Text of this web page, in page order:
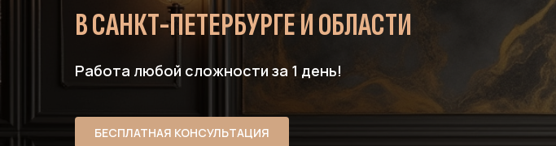
В САНКТ-ПЕТЕРБУРГЕ И ОБЛАСТИ
Работа любой сложности за 1 день!
БЕСПЛАТНАЯ КОНСУЛЬТАЦИЯ